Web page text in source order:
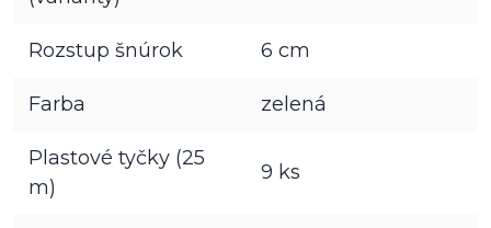
Rozstup šnúrok 6 cm
Farba zelená
Plastové tyčky (25
m)
9 ks